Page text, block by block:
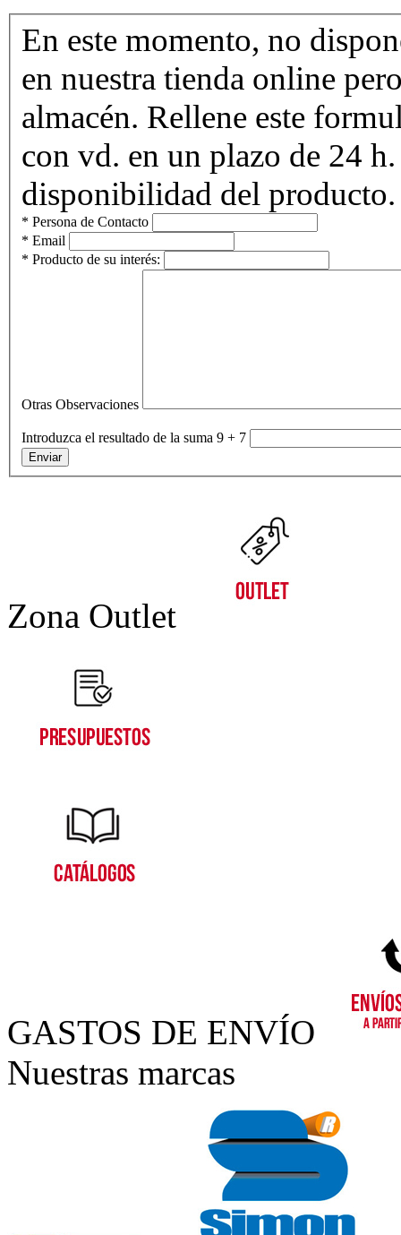
En este momento, no
en nuestra tienda online
almacén. Rellene este
con vd. en un plazo de 24
disponibilidad del producto.
* Persona de Contacto
* Email
* Producto de su interés:
Otras Observaciones
Introduzca el resultado de la suma 9 + 7
Zona Outlet
GASTOS DE ENVÍO
Nuestras marcas